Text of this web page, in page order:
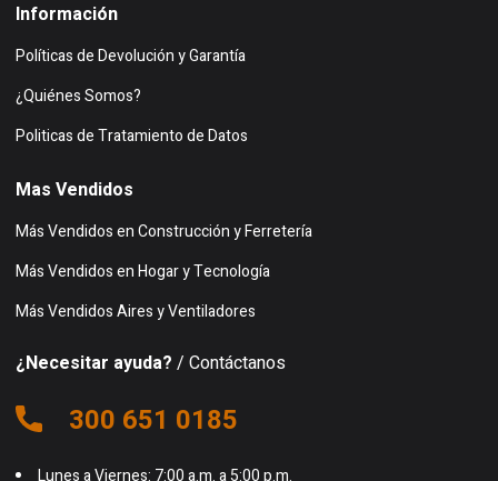
Información
Políticas de Devolución y Garantía
¿Quiénes Somos?
Politicas de Tratamiento de Datos
Mas Vendidos
Más Vendidos en Construcción y Ferretería
Más Vendidos en Hogar y Tecnología
Más Vendidos Aires y Ventiladores
¿Necesitar ayuda? / Contáctanos
300 651 0185
Lunes a Viernes: 7:00 a.m. a 5:00 p.m.